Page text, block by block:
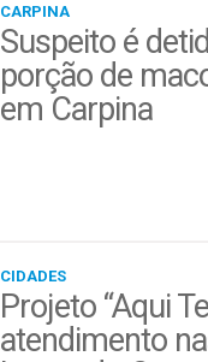
CARPINA
Suspeito é
porção de
em Carpina
CIDADES
Projeto “Aqui
atendimento